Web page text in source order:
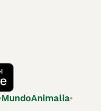
MundoAnimalia